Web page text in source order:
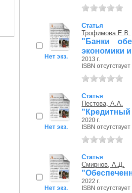
Нет экз.
Статья
Трофимова Е.В.
"Банки
экономики
2013 г.
ISBN отсутствует
Нет экз.
Статья
Пестова, А.А.
"Кредитный
2020 г.
ISBN отсутствует
Нет экз.
Статья
Смирнов, А.Д.
2022 г.
ISBN отсутствует